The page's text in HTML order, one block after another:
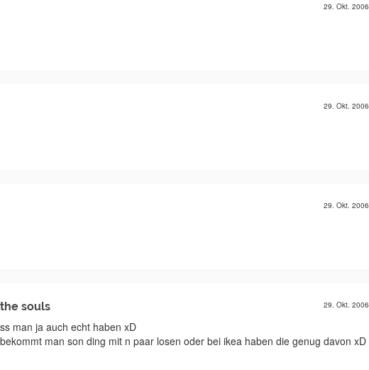
29. Okt. 2006
29. Okt. 2006
29. Okt. 2006
souls 29. Okt. 2006
man ja auch echt haben xD
man son ding mit n paar losen oder bei ikea haben die genug davon xD